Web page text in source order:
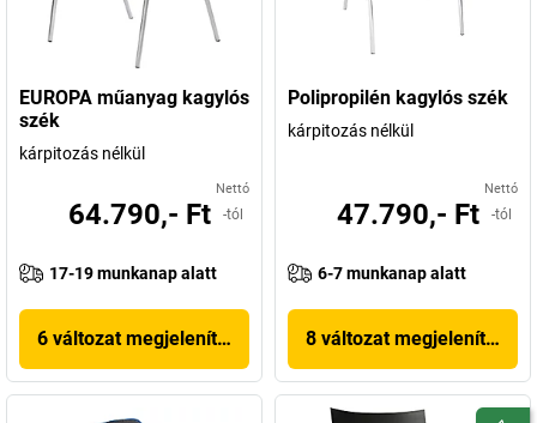
EUROPA műanyag kagylós
szék
kárpitozás nélkül
Nettó
64.790,- Ft -tól
17-19 munkanap alatt
6 változat megjelenítése
Polipropilén kagylós szék
kárpitozás nélkül
Nettó
47.790,- Ft -tól
6-7 munkanap alatt
8 változat megjelenítése